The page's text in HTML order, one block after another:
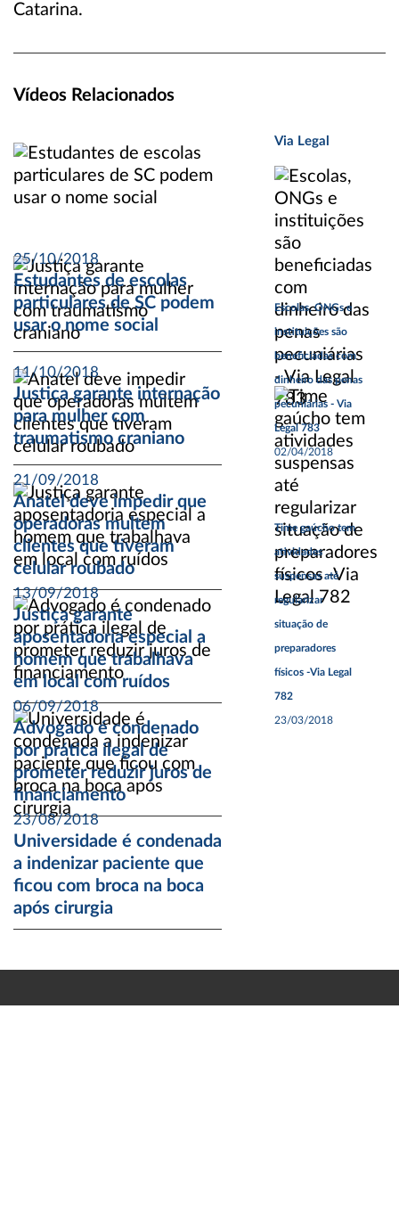
Catarina.
Vídeos Relacionados
25/10/2018
Estudantes de escolas
particulares de SC podem
usar o nome social
11/10/2018
Justiça garante internação
para mulher com
traumatismo craniano
21/09/2018
Anatel deve impedir que
operadoras multem
clientes que tiveram
celular roubado
13/09/2018
Justiça garante
aposentadoria especial a
homem que trabalhava
em local com ruídos
06/09/2018
Advogado é condenado
por prática ilegal de
prometer reduzir juros de
financiamento
23/08/2018
Universidade é condenada
a indenizar paciente que
ficou com broca na boca
após cirurgia
Via Legal
Escolas, ONGs e
instituições são
beneficiadas com
dinheiro das penas
pecuniárias - Via
Legal 783
02/04/2018
Time gaúcho tem
atividades
suspensas até
regularizar
situação de
preparadores
físicos -Via Legal
782
23/03/2018